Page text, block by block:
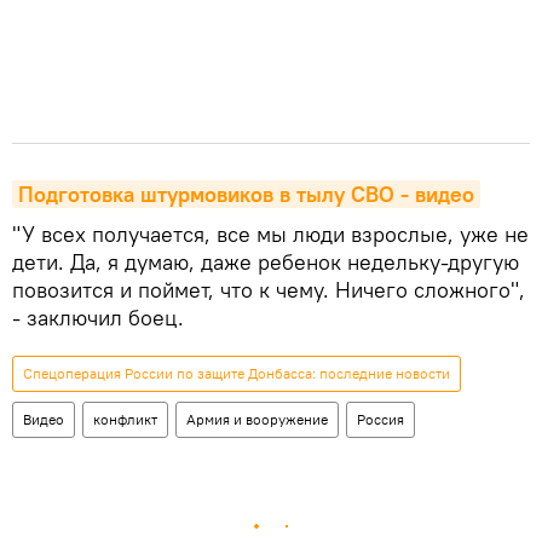
Подготовка штурмовиков в тылу СВО - видео
"У всех получается, все мы люди взрослые, уже не
дети. Да, я думаю, даже ребенок недельку-другую
повозится и поймет, что к чему. Ничего сложного",
- заключил боец.
Спецоперация России по защите Донбасса: последние новости
Видео конфликт Армия и вооружение Россия